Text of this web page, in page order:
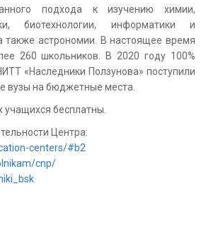
подхода к изучению химии,
биотехнологии, информатики и
также астрономии. В настоящее время
260 школьников. В 2020 году 100%
«Наследники Ползунова» поступили
вузы на бюджетные места.
учащихся бесплатны.
Центра:
centers/#b2
cnp/